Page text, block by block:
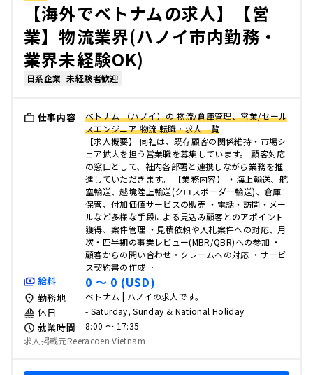
【海外でベトナムの求人】【営
業】物流業界(ハノイ市内勤務・
業界未経験OK)
日系企業 未経験者歓迎
仕事内容
ベトナム （ハノイ）の 物流/倉庫管理、営業/セール
スエンジニア 物流 転職・求人一覧
【求人概要】 同社は、既存顧客の関係維持・市場シ
ェア拡大を担う営業職を募集しています。 顧客対応
の窓口として、社内各部署と連携しながら業務を推
進していただきます。 【業務内容】 ・海上輸送、航
空輸送、越境陸上輸送(クロスボーダー輸送)、倉庫
保管、付加価値サービスの販売 ・電話・訪問・メー
ルなど多様な手段による見込み顧客とのアポイント
獲得、案件管理 ・見積依頼や入札案件への対応、月
次・四半期の事業レビュー(MBR/QBR)への参加 ・
顧客からの問い合わせ・クレームへの対応 ・サービ
ス契約書の作成…
給料 0 〜 0 (USD)
勤務地 ベトナム | ハノイの求人です。
休日 - Saturday, Sunday & National Holiday
就業時間
8:00 〜 17:35
求人掲載元Reeracoen Vietnam